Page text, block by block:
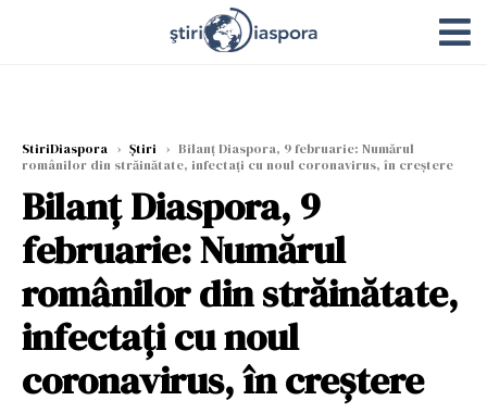
StiriDiaspora › Știri › Bilanț Diaspora, 9 februarie: Numărul
românilor din străinătate, infectați cu noul coronavirus, în creștere
Bilanț Diaspora, 9
februarie: Numărul
românilor din străinătate,
infectați cu noul
coronavirus, în creștere